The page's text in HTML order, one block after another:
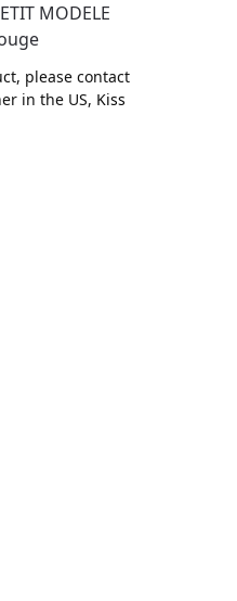
MODELE
please contact
in the US, Kiss